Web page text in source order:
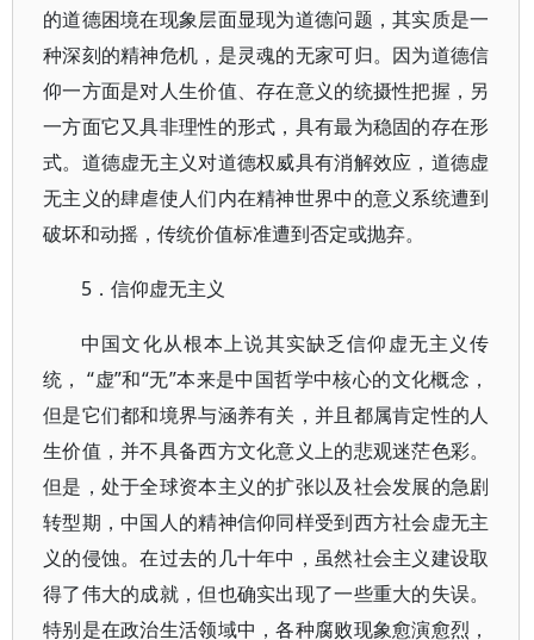
的道德困境在现象层面显现为道德问题，其实质是一
种深刻的精神危机，是灵魂的无家可归。因为道德信
仰一方面是对人生价值、存在意义的统摄性把握，另
一方面它又具非理性的形式，具有最为稳固的存在形
式。道德虚无主义对道德权威具有消解效应，道德虚
无主义的肆虐使人们内在精神世界中的意义系统遭到
破坏和动摇，传统价值标准遭到否定或抛弃。
5．信仰虚无主义
中国文化从根本上说其实缺乏信仰虚无主义传
统， “虚”和“无”本来是中国哲学中核心的文化概念，
但是它们都和境界与涵养有关，并且都属肯定性的人
生价值，并不具备西方文化意义上的悲观迷茫色彩。
但是，处于全球资本主义的扩张以及社会发展的急剧
转型期，中国人的精神信仰同样受到西方社会虚无主
义的侵蚀。在过去的几十年中，虽然社会主义建设取
得了伟大的成就，但也确实出现了一些重大的失误。
特别是在政治生活领域中，各种腐败现象愈演愈烈，